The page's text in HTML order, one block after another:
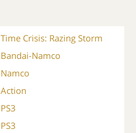
Time Crisis: Razing Storm
Bandai-Namco
Namco
Action
PS3
PS3